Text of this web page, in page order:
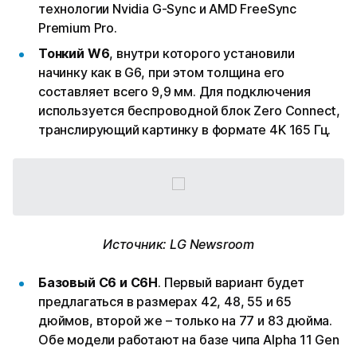
технологии Nvidia G-Sync и AMD FreeSync
Premium Pro.
Тонкий W6, внутри которого установили
начинку как в G6, при этом толщина его
составляет всего 9,9 мм. Для подключения
используется беспроводной блок Zero Connect,
транслирующий картинку в формате 4K 165 Гц.
Источник: LG Newsroom
Базовый C6 и C6H. Первый вариант будет
предлагаться в размерах 42, 48, 55 и 65
дюймов, второй же – только на 77 и 83 дюйма.
Обе модели работают на базе чипа Alpha 11 Gen